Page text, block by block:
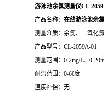
游泳池余氯测量仪CL-
产品名称： 在线游泳池余
测量介质：余氯、二氧化氯
产品型号：CL-2059A-01
测量范围：0-2mg/L、0-
耐温范围：0-60度
温度补偿：无